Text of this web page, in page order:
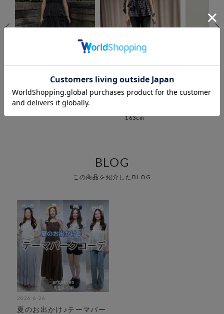
archives
池袋アルタ店
nako
archives
大阪ヘップファイ
163cm
池
BLOG
この商品を紹介したBLOG
2026-6-26
夏のお出かけ♪テーマパー